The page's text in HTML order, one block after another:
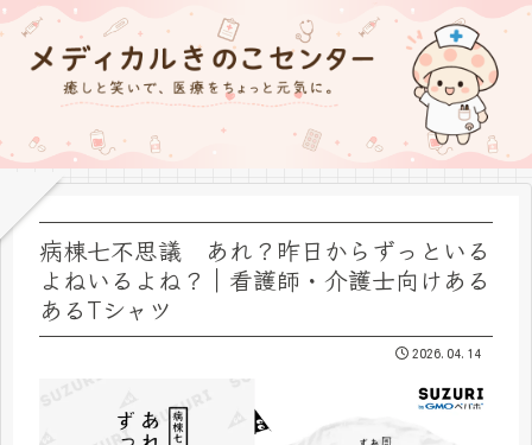
病棟七不思議 あれ？昨日からずっといる
よねいるよね？｜看護師・介護士向けある
あるTシャツ
2026.04.14